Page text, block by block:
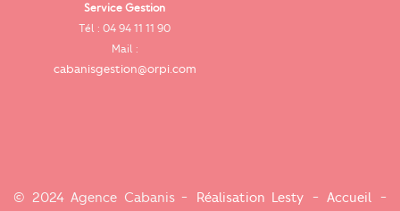
Service Gestion
Tél : 04 94 11 11 90
Mail :
cabanisgestion@orpi.com
© 2024 Agence Cabanis - Réalisation Lesty - Accueil -